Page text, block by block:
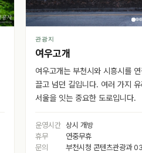
관광지
여우고개
여우고개는 부천시와 시흥시를
끌고 넘던 길입니다. 여러 가지
서울을 잇는 중요한 도로입니다.
운영시간 상시 개방
휴무
연중무휴
문의
부천시청 콘텐츠관광